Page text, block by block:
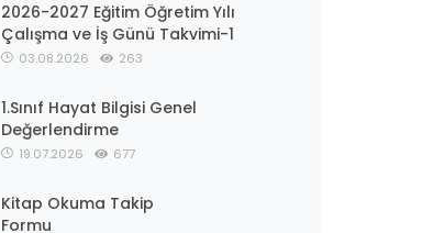
2026-2027 Eğitim Öğretim Yılı
Çalışma ve İş Günü Takvimi-1
03.08.2026 263
1.Sınıf Hayat Bilgisi Genel
Değerlendirme
19.07.2026 677
Kitap Okuma Takip
Formu